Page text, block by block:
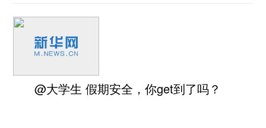
@大学生 假期安全，你get到了吗？